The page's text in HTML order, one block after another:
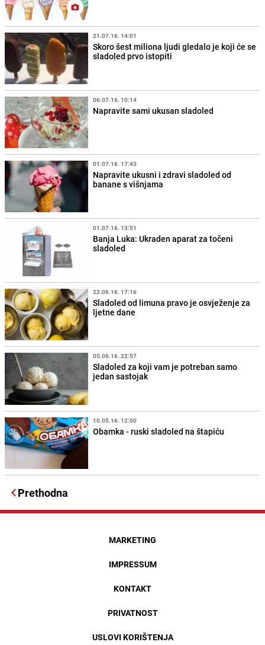
21.07.16. 14:01
Skoro šest miliona ljudi gledalo je koji će se
sladoled prvo istopiti
06.07.16. 10:14
Napravite sami ukusan sladoled
01.07.16. 17:43
Napravite ukusni i zdravi sladoled od
banane s višnjama
01.07.16. 13:51
Banja Luka: Ukraden aparat za točeni
sladoled
22.06.16. 17:16
Sladoled od limuna pravo je osvježenje za
ljetne dane
05.06.16. 22:57
Sladoled za koji vam je potreban samo
jedan sastojak
10.05.16. 12:00
Obamka - ruski sladoled na štapiću
Prethodna
MARKETING
IMPRESSUM
KONTAKT
PRIVATNOST
USLOVI KORIŠTENJA